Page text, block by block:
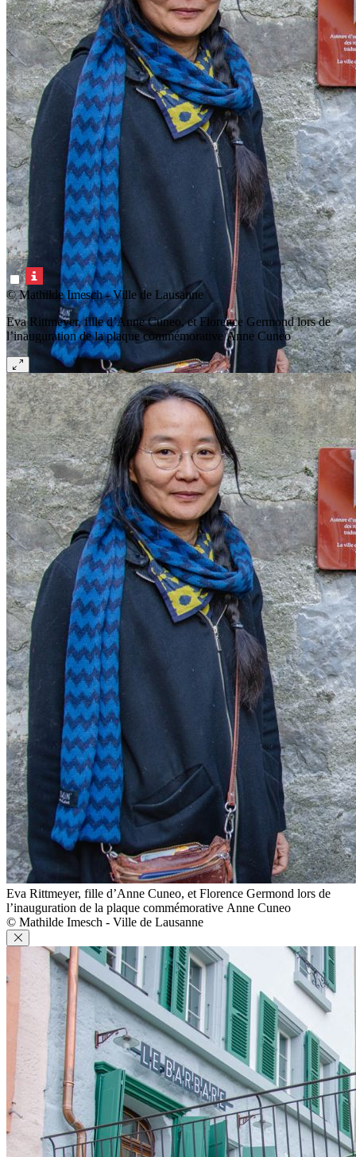
© Mathilde Imesch - Ville de Lausanne
Eva Rittmeyer, fille d’Anne Cuneo, et Florence Germond lors de
l’inauguration de la plaque commémorative Anne Cuneo
Eva Rittmeyer, fille d’Anne Cuneo, et Florence Germond lors de
l’inauguration de la plaque commémorative Anne Cuneo
© Mathilde Imesch - Ville de Lausanne